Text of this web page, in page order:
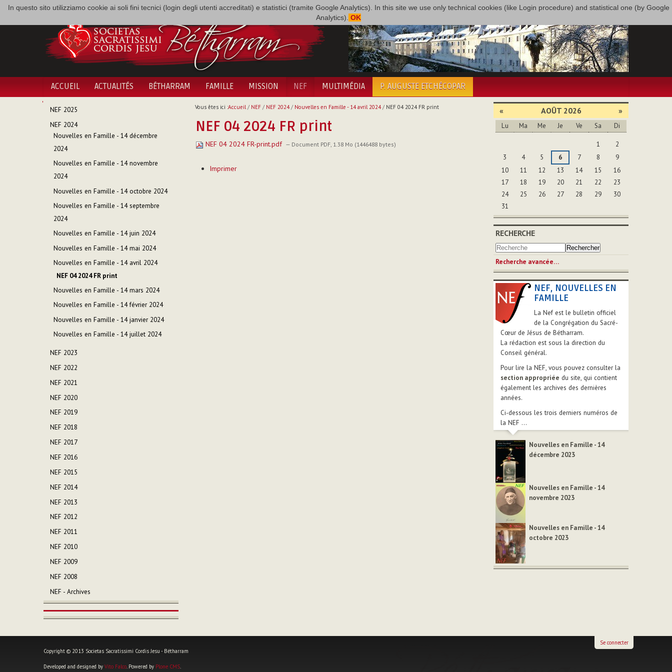
In questo sito utilizziamo cookie ai soli fini tecnici (login degli utenti accreditati) e statistici (tramite Google Analytics). In this site we use only technical cookies (like Login procedure) and statistical one (by Google
Analytics). OK
ACCUEIL ACTUALITÉS BÉTHARRAM FAMILLE MISSION NEF MULTIMÉDIA P. AUGUSTE ETCHÉCOPAR
NAVIGATION
NEF 2025
NEF 2024
Nouvelles en Famille - 14 décembre
2024
Nouvelles en Famille - 14 novembre
2024
Nouvelles en Famille - 14 octobre 2024
Nouvelles en Famille - 14 septembre
2024
Nouvelles en Famille - 14 juin 2024
Nouvelles en Famille - 14 mai 2024
Nouvelles en Famille - 14 avril 2024
NEF 04 2024 FR print
Nouvelles en Famille - 14 mars 2024
Nouvelles en Famille - 14 février 2024
Nouvelles en Famille - 14 janvier 2024
Nouvelles en Famille - 14 juillet 2024
NEF 2023
NEF 2022
NEF 2021
NEF 2020
NEF 2019
NEF 2018
NEF 2017
NEF 2016
NEF 2015
NEF 2014
NEF 2013
NEF 2012
NEF 2011
NEF 2010
NEF 2009
NEF 2008
NEF - Archives
Vous êtes ici :Accueil/ NEF/ NEF 2024/ Nouvelles en Famille - 14 avril 2024/ NEF 04 2024 FR print
NEF 04 2024 FR print
NEF 04 2024 FR-print.pdf — Document PDF, 1.38 Mo (1446488 bytes)
sur
Imprimer
« AOÛT 2026 »
Lu Ma Me Je Ve Sa Di
1
2
3
4 5 6 7 8
9
10
11 12 13 14 15
16
17
18 19 20 21 22
23
24
25 26 27 28 29
30
31
RECHERCHE
Recherche avancée…
NEF, NOUVELLES EN
FAMILLE
La Nef est le bulletin officiel
de la Congrégation du Sacré-
Cœur de Jésus de Bétharram.
La rédaction est sous la direction du
Conseil général.
Pour lire la NEF, vous pouvez consulter la
section appropriée du site, qui contient
également les archives des dernières
années.
Ci-dessous les trois derniers numéros de
la NEF ...
Nouvelles en Famille - 14
décembre 2023
Nouvelles en Famille - 14
novembre 2023
Nouvelles en Famille - 14
octobre 2023
Copyright © 2013 Societas Sacratissimi Cordis Jesu - Bétharram
Developed and designed by Vito Falco. Powered by Plone CMS.
Se connecter